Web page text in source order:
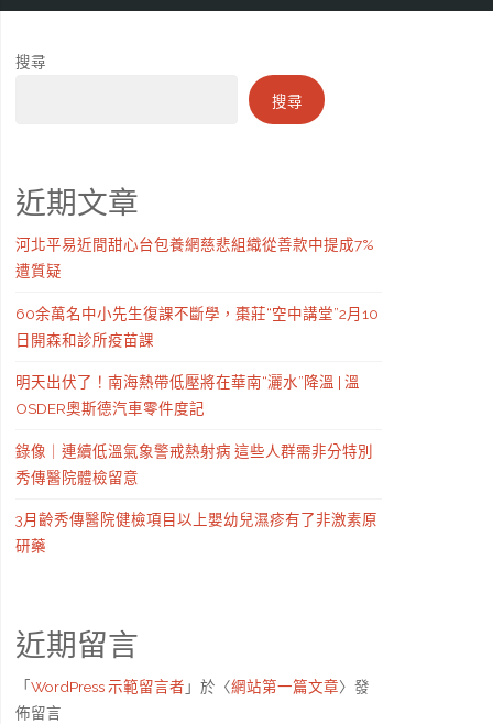
搜尋
搜尋
近期文章
河北平易近間甜心台包養網慈悲組織從善款中提成7%
遭質疑
60余萬名中小先生復課不斷學，棗莊“空中講堂”2月10
日開森和診所疫苗課
明天出伏了！南海熱帶低壓將在華南“灑水”降溫 | 溫
OSDER奧斯德汽車零件度記
錄像｜連續低溫氣象警戒熱射病 這些人群需非分特別
秀傳醫院體檢留意
3月齡秀傳醫院健檢項目以上嬰幼兒濕疹有了非激素原
研藥
近期留言
「WordPress 示範留言者 」於〈網站第一篇文章〉發
佈留言